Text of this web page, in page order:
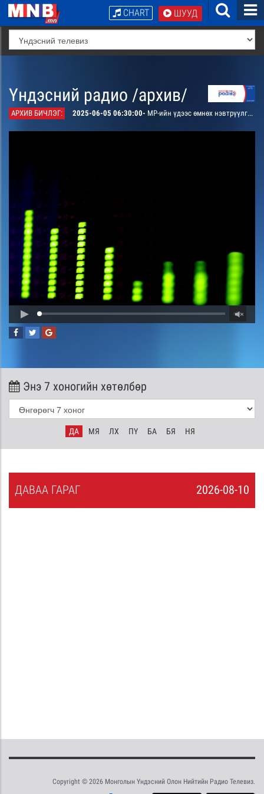
ШУУД
CHART
Үндэсний радио /архив/
АРХИВ БИЧЛЭГ: 2025-06-05 06:30:00- МР-ийн үдээс өмнөх нэвтрүүлгийн хөтөлбөр, цаг агаар танилцуулна.
Энэ 7 хоногийн хөтөлбөр
ДА МЯ ЛХ ПҮ БА БЯ НЯ
2026-08-10
ДАВАА ГАРАГ
Copyright © 2026 Монголын Үндэсний Олон Нийтийн Радио Телевиз.